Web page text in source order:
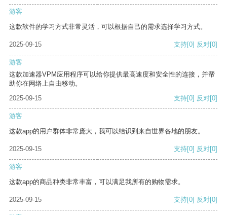
游客
这款软件的学习方式非常灵活，可以根据自己的需求选择学习方式。
2025-09-15 支持[0] 反对[0]
游客
这款加速器VPM应用程序可以给你提供最高速度和安全性的连接，并帮
助你在网络上自由移动。
2025-09-15
支持[0] 反对[0]
游客
这款app的用户群体非常庞大，我可以结识到来自世界各地的朋友。
2025-09-15 支持[0] 反对[0]
游客
这款app的商品种类非常丰富，可以满足我所有的购物需求。
2025-09-15 支持[0] 反对[0]